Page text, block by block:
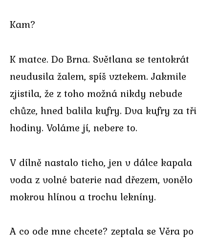
Kam?
K matce. Do Brna. Světlana se tentokrát
neudusila žalem, spíš vztekem. Jakmile
zjistila, že z toho možná nikdy nebude
chůze, hned balila kufry. Dva kufry za tři
hodiny. Voláme jí, nebere to.
V dílně nastalo ticho, jen v dálce kapala
voda z volné baterie nad dřezem, vonělo
mokrou hlínou a trochu lekníny.
A co ode mne chcete? zeptala se Věra po